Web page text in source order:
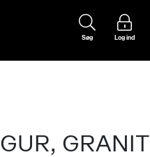
Søg Log ind
GRANIT